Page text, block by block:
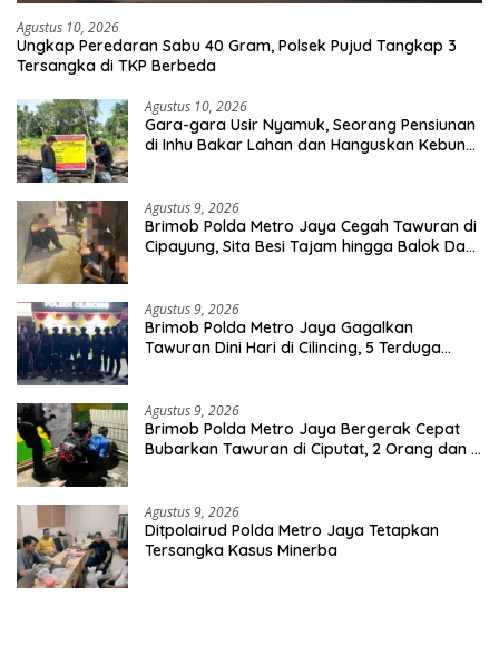
Agustus 10, 2026
Ungkap Peredaran Sabu 40 Gram, Polsek Pujud Tangkap 3
Tersangka di TKP Berbeda
Agustus 10, 2026
Gara-gara Usir Nyamuk, Seorang Pensiunan
di Inhu Bakar Lahan dan Hanguskan Kebun
Agustus 9, 2026
Brimob Polda Metro Jaya Cegah Tawuran di
Cipayung, Sita Besi Tajam hingga Balok Dan
Agustus 9, 2026
Brimob Polda Metro Jaya Gagalkan
Tawuran Dini Hari di Cilincing, 5 Terduga
Agustus 9, 2026
Brimob Polda Metro Jaya Bergerak Cepat
Bubarkan Tawuran di Ciputat, 2 Orang dan 3
Agustus 9, 2026
Ditpolairud Polda Metro Jaya Tetapkan
Tersangka Kasus Minerba